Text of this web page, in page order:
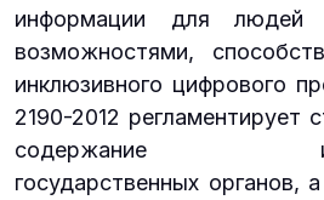
информации для людей
возможностями,
инклюзивного цифрового
2190-2012 регламентирует
содержание
государственных органов,